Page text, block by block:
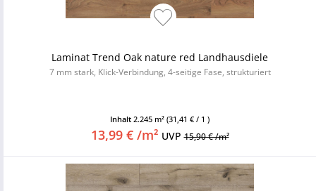
Laminat Trend Oak nature red Landhausdiele
7 mm stark, Klick-Verbindung, 4-seitige Fase, strukturiert
Inhalt 2.245 m² (31,41 € / 1 )
13,99 € /m² UVP15,90 € /m²